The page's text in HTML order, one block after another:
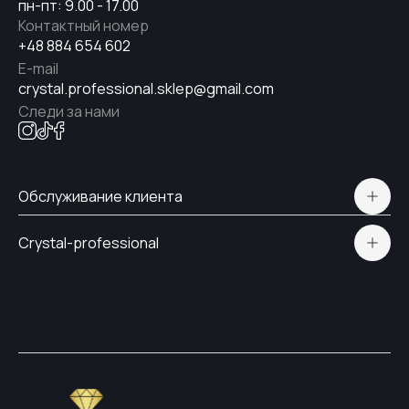
пн-пт: 9.00 - 17.00
+48 884 654 602
Контактный номер
crystal.professional.sklep@gmail.com
E-mail
Следи за нами
Обслуживание клиента
Доставка и оплата
Crystal-professional